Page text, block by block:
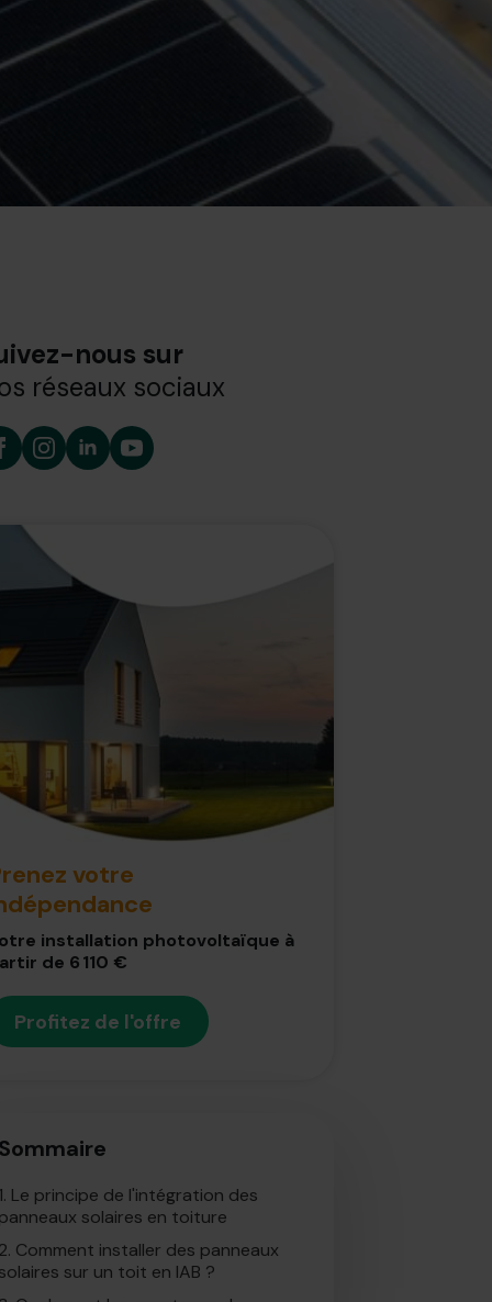
nous sur
réseaux sociaux
votre
installation photovoltaïque à
de 6 110 €
Profitez de l'offre
Sommaire
1. Le principe de l'intégration des
panneaux solaires en toiture
2. Comment installer des panneaux
solaires sur un toit en IAB ?